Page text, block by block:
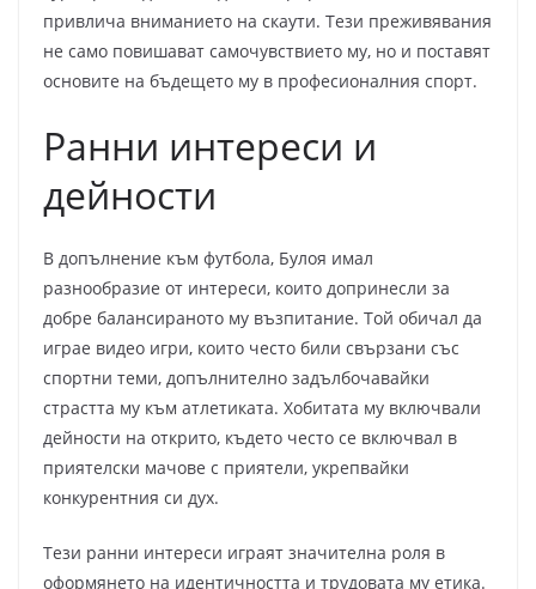
привлича вниманието на скаути. Тези преживявания
не само повишават самочувствието му, но и поставят
основите на бъдещето му в професионалния спорт.
Ранни интереси и
дейности
В допълнение към футбола, Булоя имал
разнообразие от интереси, които допринесли за
добре балансираното му възпитание. Той обичал да
играе видео игри, които често били свързани със
спортни теми, допълнително задълбочавайки
страстта му към атлетиката. Хобитата му включвали
дейности на открито, където често се включвал в
приятелски мачове с приятели, укрепвайки
конкурентния си дух.
Тези ранни интереси играят значителна роля в
оформянето на идентичността и трудовата му етика.